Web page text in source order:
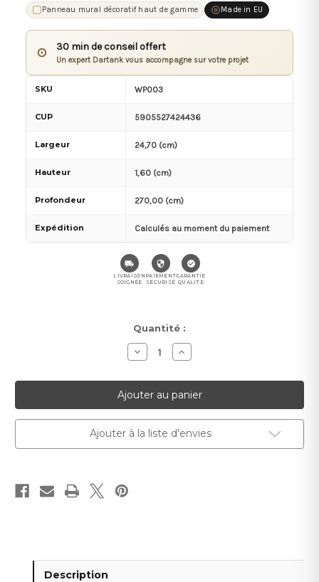
Panneau mural décoratif haut de gamme Made in EU
⊙ 30 min de conseil offert
Un expert Dartank vous accompagne sur votre projet
SKU WP003
CUP 5905527424436
Largeur 24,70 (cm)
Hauteur 1,60 (cm)
Profondeur 270,00 (cm)
Expédition Calculés au moment du paiement
LIVRAISON
SOIGNÉE
PAIEMENT
SÉCURISÉ
GARANTIE
QUALITÉ
Quantité :
Diminuer
la
pour
Panneau
Mural
Vivid
WP003
270cm
Blanc
Mate
Augmenter
la
pour
Panneau
Mural
Vivid
WP003
270cm
Blanc
Mate
Ajouter à la liste d'envies
Description